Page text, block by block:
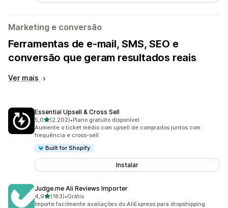
Marketing e conversão
Ferramentas de e-mail, SMS, SEO e
conversão que geram resultados reais
Ver mais
Essential Upsell & Cross Sell
5,0de 5 estrelas
(2.202)
2202 avaliações ao todo
•Plano gratuito disponível
Aumente o ticket médio com upsell de comprados juntos com
frequência e cross-sell
Built for Shopify
Instalar
Judge.me Ali Reviews Importer
4,9de 5 estrelas
(183)
183 avaliações ao todo
•Grátis
Importe facilmente avaliações do AliExpress para dropshipping